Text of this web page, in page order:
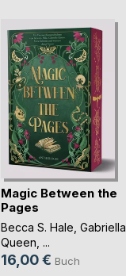
Magic Between the
Pages
Becca S. Hale Gabriella
Queen , ...
16,00 € Buch